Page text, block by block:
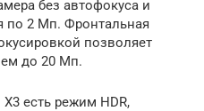
без автофокуса и
по 2 Мп. Фронтальная
позволяет
до 20 Мп.
есть режим HDR,